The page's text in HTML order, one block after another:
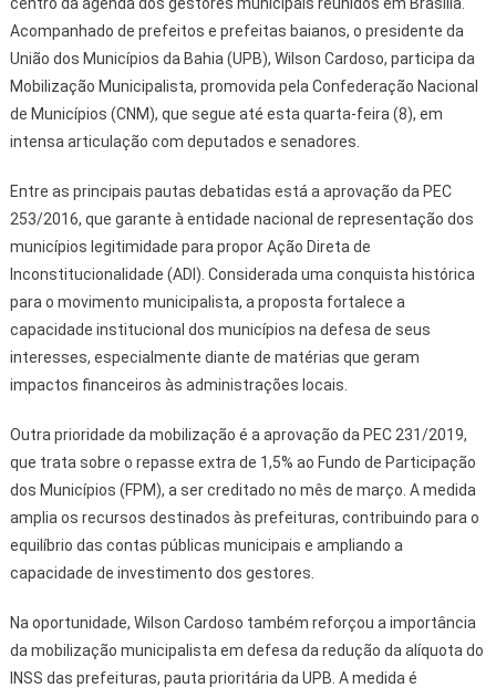
Acompanhado de prefeitos e prefeitas baianos, o presidente da
União dos Municípios da Bahia (UPB), Wilson Cardoso, participa da
Mobilização Municipalista, promovida pela Confederação Nacional
de Municípios (CNM), que segue até esta quarta-feira (8), em
intensa articulação com deputados e senadores.
Entre as principais pautas debatidas está a aprovação da PEC
253/2016, que garante à entidade nacional de representação dos
municípios legitimidade para propor Ação Direta de
Inconstitucionalidade (ADI). Considerada uma conquista histórica
para o movimento municipalista, a proposta fortalece a
capacidade institucional dos municípios na defesa de seus
interesses, especialmente diante de matérias que geram
impactos financeiros às administrações locais.
Outra prioridade da mobilização é a aprovação da PEC 231/2019,
que trata sobre o repasse extra de 1,5% ao Fundo de Participação
dos Municípios (FPM), a ser creditado no mês de março. A medida
amplia os recursos destinados às prefeituras, contribuindo para o
equilíbrio das contas públicas municipais e ampliando a
capacidade de investimento dos gestores.
Na oportunidade, Wilson Cardoso também reforçou a importância
da mobilização municipalista em defesa da redução da alíquota do
INSS das prefeituras, pauta prioritária da UPB. A medida é